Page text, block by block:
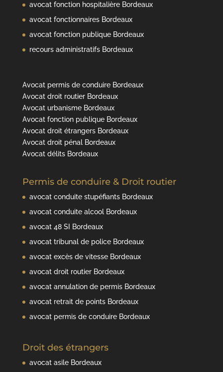
avocat fonction hospitalière Bordeaux
avocat fonctionnaires Bordeaux
avocat fonction publique Bordeaux
recours administratifs Bordeaux
Avocat permis de conduire Bordeaux
Avocat droit routier Bordeaux
Avocat urbanisme Bordeaux
Avocat fonction publique Bordeaux
Avocat droit étrangers Bordeaux
Avocat droit pénal Bordeaux
Avocat délits Bordeaux
Permis de conduire & Droit routier
avocat conduite stupéfiants Bordeaux
avocat conduite alcool Bordeaux
avocat 48 SI Bordeaux
avocat tribunal de police Bordeaux
avocat excès de vitesse Bordeaux
avocat droit routier Bordeaux
avocat annulation de permis Bordeaux
avocat retrait de points Bordeaux
avocat permis de conduire Bordeaux
Droit des étrangers
avocat asile Bordeaux